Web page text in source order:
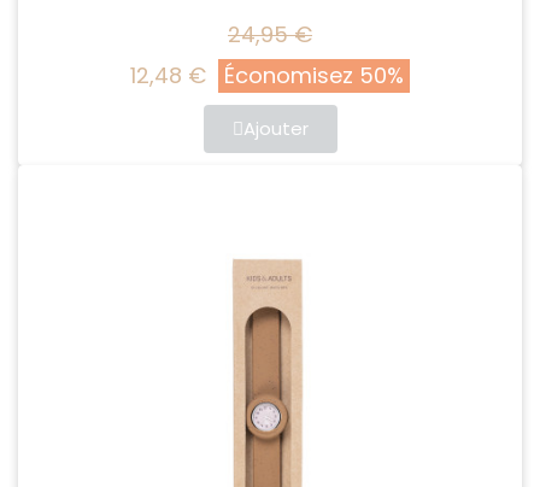
24,95 €
12,48 €
Économisez 50%
Ajouter